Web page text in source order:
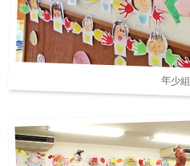
年少組